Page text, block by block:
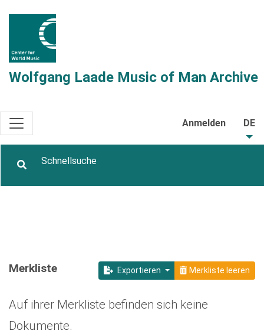
Wolfgang Laade Music of Man Archive
Anmelden DE
Exportieren Merkliste leeren
Merkliste
Auf ihrer Merkliste befinden sich keine
Dokumente.